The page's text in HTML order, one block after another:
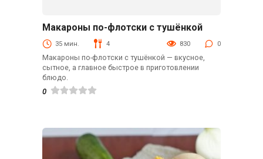
Вторые блюда
Макароны по-флотски с тушёнкой
35 мин. 4 830 0
Макароны по-флотски с тушёнкой — вкусное,
сытное, а главное быстрое в приготовлении
блюдо.
0